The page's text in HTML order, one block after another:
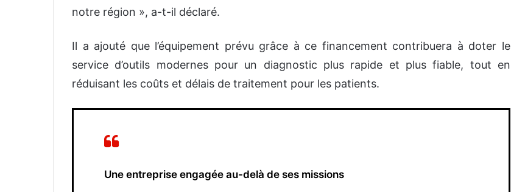
notre région », a-t-il déclaré.
Il a ajouté que l’équipement prévu grâce à ce financement contribuera à doter le
service d’outils modernes pour un diagnostic plus rapide et plus fiable, tout en
réduisant les coûts et délais de traitement pour les patients.
Une entreprise engagée au-delà de ses missions